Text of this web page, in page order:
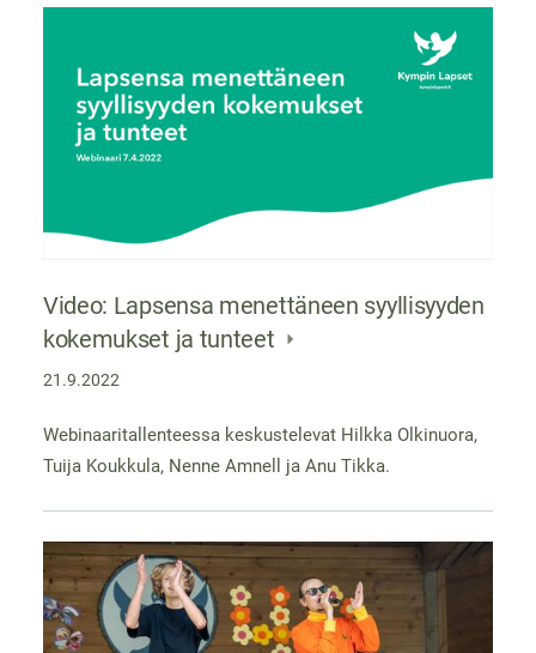
Video: Lapsensa menettäneen syyllisyyden
kokemukset ja tunteet
21.9.2022
Webinaaritallenteessa keskustelevat Hilkka Olkinuora,
Tuija Koukkula, Nenne Amnell ja Anu Tikka.